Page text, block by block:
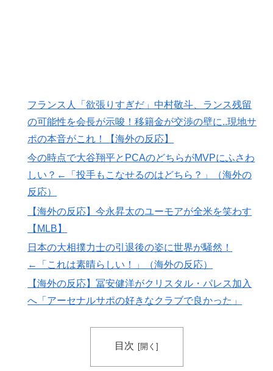
＝韓国の反応
▶ 増水した川に取り残されたアライグマ、パドルボードで
救助されて人の脚の下に潜り込む【海外の反応】
▶ 日本人「敷地内に勝手に停めた車がバチバチにブロック
されててウケた」→結末がめっちゃおもろいｗｗｗ【タ
イ人の反応】
▶
【海外の反応】今永昇太、好調の秘訣はスマホ画面だと
イマナガ節を炸裂「NPBでは面白さが必須条件なの？」
▶
AI「物の使い方を真剣に間違えてる人間を生成してみた
ｗｗｗｗ」
英国人「ようこそ」冨安健洋、クリスタルパレス加入が
決定的に！メディカル検査をパス！現地サポが歓迎！ア
して強く抗議したらしい → 「もはや毎年の恒例行事だ
な」「他のことから国民の目をそらせるからお互いの政
フランス人「欲張りすぎだ」中村敬斗、ランス残留
の可能性を会長が示唆！移籍金が交渉の壁に..現地サ
ポの本音がこれ！【海外の反応】
今の時点で大谷翔平とPCAのどちらがMVPにふさわ
しい？←「投手もこなせるのはどちら？」（海外の
反応）
【海外の反応】今永昇太のユーモアが全米を笑わす
【MLB】
日本の大相撲力士の引退後の姿に世界が騒然！
←「これは素晴らしい！」（海外の反応）
【海外の反応】冨安健洋がクリスタル・パレス加入
へ「アーセナルサポの好きなクラブで良かった」
目次